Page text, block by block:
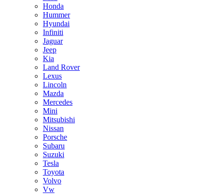
Honda
Hummer
Hyundai
Infiniti
Jaguar
Jeep
Kia
Land Rover
Lexus
Lincoln
Mazda
Mercedes
Mini
Mitsubishi
Nissan
Porsche
Subaru
Suzuki
Tesla
Toyota
Volvo
Vw